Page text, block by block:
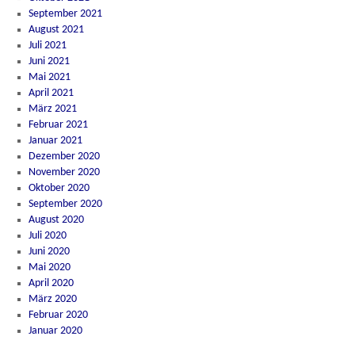
September 2021
August 2021
Juli 2021
Juni 2021
Mai 2021
April 2021
März 2021
Februar 2021
Januar 2021
Dezember 2020
November 2020
Oktober 2020
September 2020
August 2020
Juli 2020
Juni 2020
Mai 2020
April 2020
März 2020
Februar 2020
Januar 2020